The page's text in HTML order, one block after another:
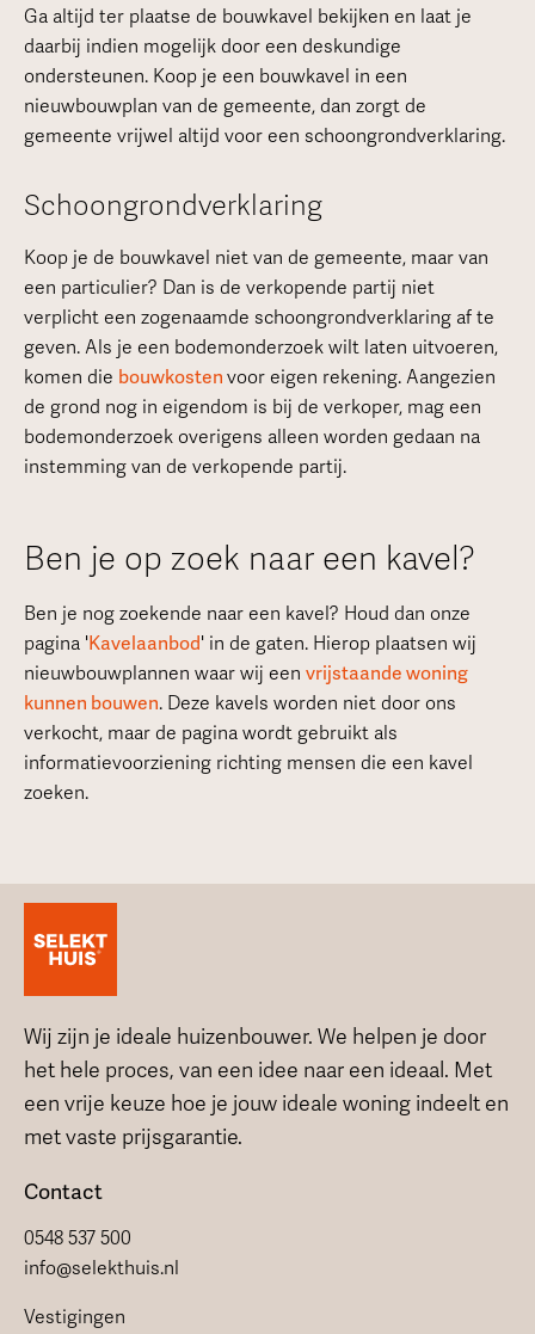
Ga altijd ter plaatse de bouwkavel bekijken en laat je
daarbij indien mogelijk door een deskundige
ondersteunen. Koop je een bouwkavel in een
nieuwbouwplan van de gemeente, dan zorgt de
gemeente vrijwel altijd voor een schoongrondverklaring.
Schoongrondverklaring
Koop je de bouwkavel niet van de gemeente, maar van
een particulier? Dan is de verkopende partij niet
verplicht een zogenaamde schoongrondverklaring af te
geven. Als je een bodemonderzoek wilt laten uitvoeren,
komen die bouwkosten voor eigen rekening. Aangezien
de grond nog in eigendom is bij de verkoper, mag een
bodemonderzoek overigens alleen worden gedaan na
instemming van de verkopende partij.
Ben je op zoek naar een kavel?
Ben je nog zoekende naar een kavel? Houd dan onze
pagina 'Kavelaanbod' in de gaten. Hierop plaatsen wij
nieuwbouwplannen waar wij een vrijstaande woning
kunnen bouwen. Deze kavels worden niet door ons
verkocht, maar de pagina wordt gebruikt als
informatievoorziening richting mensen die een kavel
zoeken.
Wij zijn je ideale huizenbouwer. We helpen je door
het hele proces, van een idee naar een ideaal. Met
een vrije keuze hoe je jouw ideale woning indeelt en
met vaste prijsgarantie.
Contact
0548 537 500
info@selekthuis.nl
Vestigingen